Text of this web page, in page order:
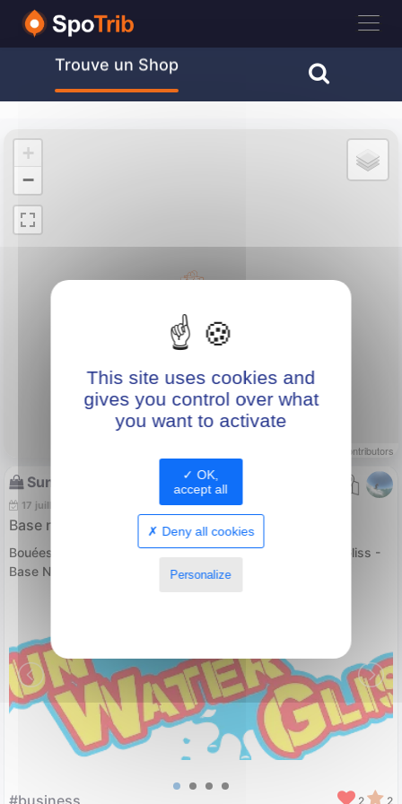
Trouve un Club
Trouve un Shop
Trouve un Camp...
+
−
contributors
SunWaterGliss
17 juillet 2024
Base nautique à Palavas-les-flots
Bouées tractées | Parachute ascensionnel 🪂 Sun Water Gliss -
Base Nautique
#business 2 2
This site uses cookies and
gives you control over what
you want to activate
OK,
accept all
Deny all cookies
Personalize